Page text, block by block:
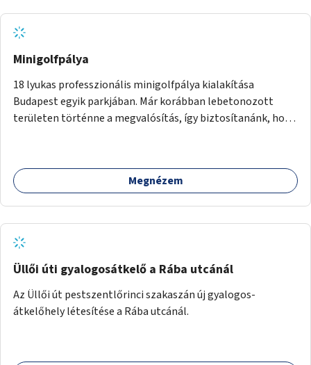
Minigolfpálya
18 lyukas professzionális minigolfpálya kialakítása
Budapest egyik parkjában. Már korábban lebetonozott
területen történne a megvalósítás, így biztosítanánk, hogy
Megnézem
Üllői úti gyalogosátkelő a Rába utcánál
Az Üllői út pestszentlőrinci szakaszán új gyalogos-
átkelőhely létesítése a Rába utcánál.